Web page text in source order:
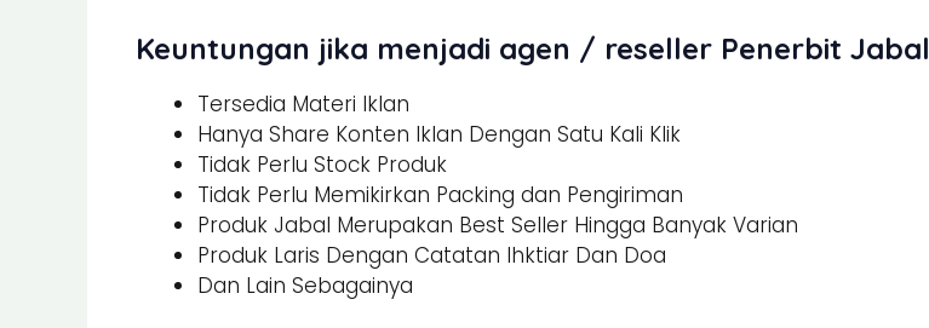
Keuntungan jika menjadi agen / reseller Penerbit Jabal
Tersedia Materi Iklan
Hanya Share Konten Iklan Dengan Satu Kali Klik
Tidak Perlu Stock Produk
Tidak Perlu Memikirkan Packing dan Pengiriman
Produk Jabal Merupakan Best Seller Hingga Banyak Varian
Produk Laris Dengan Catatan Ihktiar Dan Doa
Dan Lain Sebagainya